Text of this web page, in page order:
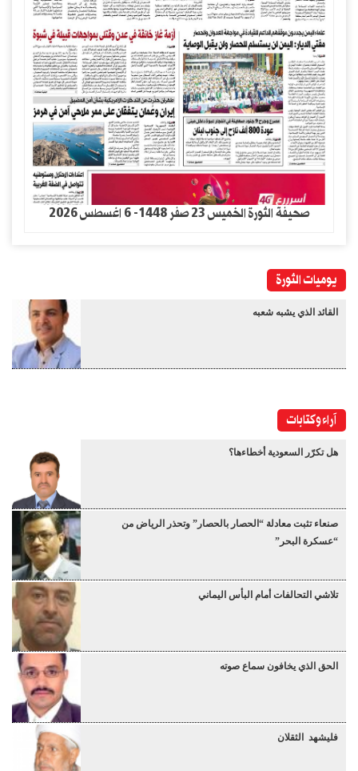
صحيفة الثورة الخميس 23 صفر 1448- 6 اغسطس 2026
يوميات الثورة
القائد الذي يشبه شعبه
آراء وكتابات
هل تكرّر السعودية أخطاءها؟
صنعاء تثبت معادلة “الحصار بالحصار” وتحذر الرياض من
“عسكرة البحر”
تلاشي التحالفات أمام البأس اليماني
الحق الذي يخافون سماع صوته
فليشهد الثقلان